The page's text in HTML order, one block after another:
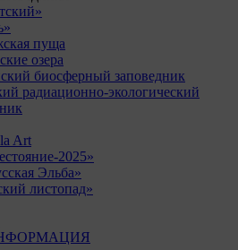
пуща
озера
биосферный заповедник
радиационно-экологический
Art
2025»
Эльба»
листопад»